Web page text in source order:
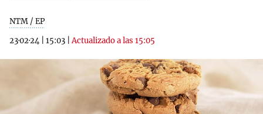
NTM / EP
23·02·24
15:03 |Actualizado a las 15:05